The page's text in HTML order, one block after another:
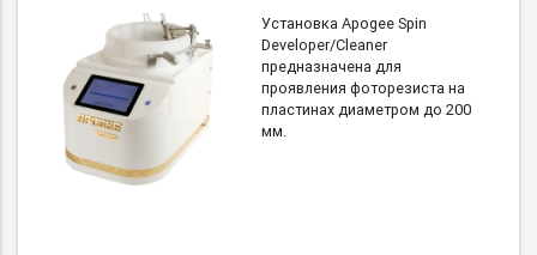
Установка Apogee Spin
Developer/Cleaner
предназначена для
проявления фоторезиста на
пластинах диаметром до 200
мм.